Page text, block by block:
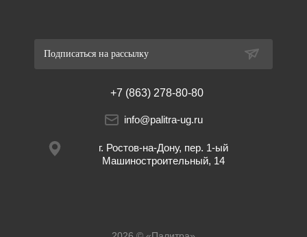
Подписаться на рассылку
+7 (863) 278-80-80
info@palitra-ug.ru
г. Ростов-на-Дону, пер. 1-ый
Машиностроительный, 14